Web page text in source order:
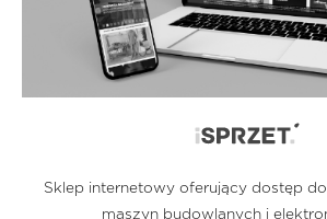
Sklep internetowy oferujący dostęp
maszyn budowlanych i